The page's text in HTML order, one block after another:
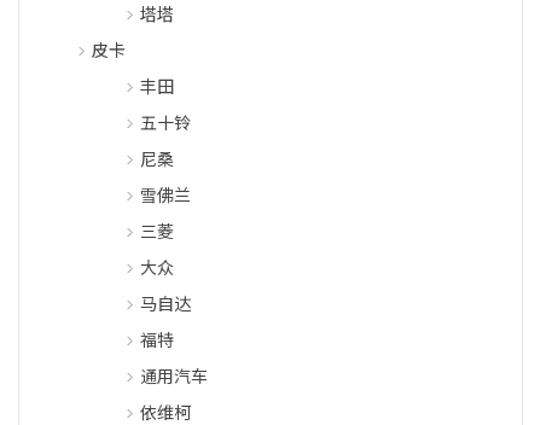
塔塔
皮卡
丰田
五十铃
尼桑
雪佛兰
三菱
大众
马自达
福特
通用汽车
依维柯